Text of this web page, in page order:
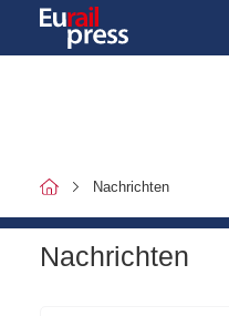
Nachrichten
Nachrichten